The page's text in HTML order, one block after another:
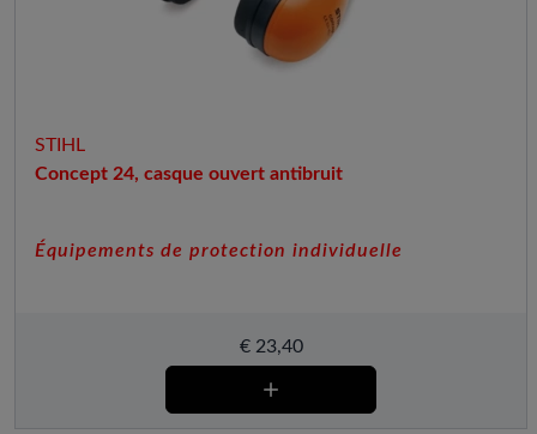
STIHL
Concept 24, casque ouvert antibruit
Équipements de protection individuelle
€23,40